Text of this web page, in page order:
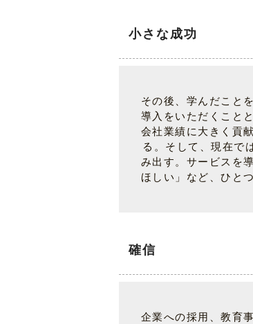
小さな成功
その後、学んだこと
導入をいただくこと
会社業績に大きく貢
る。そして、現在で
み出す。サービスを
ほしい」など、ひと
確信
企業への採用、教育